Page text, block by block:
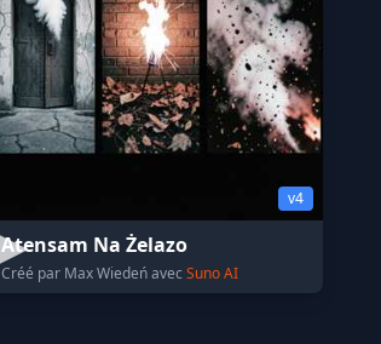
v4
Atensam Na Żelazo
Créé par Max Wiedeń avec Suno AI